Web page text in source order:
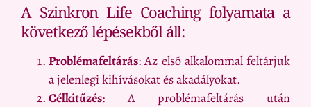
A Szinkron Life Coaching folyamata a
következő lépésekből áll:
Problémafeltárás: Az első alkalommal feltárjuk
a jelenlegi kihívásokat és akadályokat.
Célkitűzés: A problémafeltárás után